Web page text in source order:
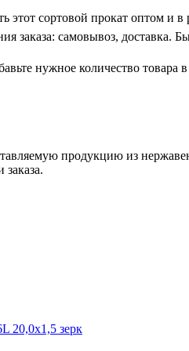
этот сортовой прокат оптом и
заказа: самовывоз, доставка.
нужное количество
продукцию из
20,0х1,5 зерк